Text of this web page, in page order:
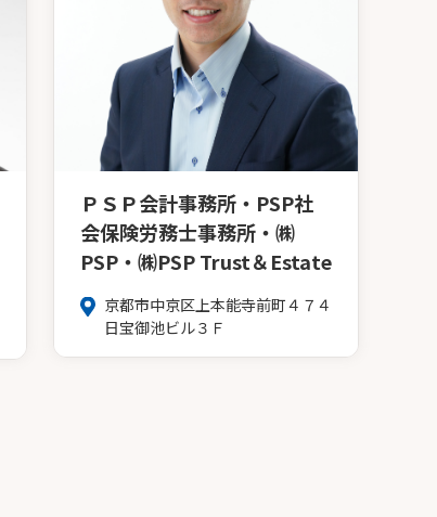
ＰＳＰ会計事務所・PSP社
会保険労務士事務所・㈱
PSP・㈱PSP Trust＆Estate
京都市中京区上本能寺前町４７４
日宝御池ビル３Ｆ